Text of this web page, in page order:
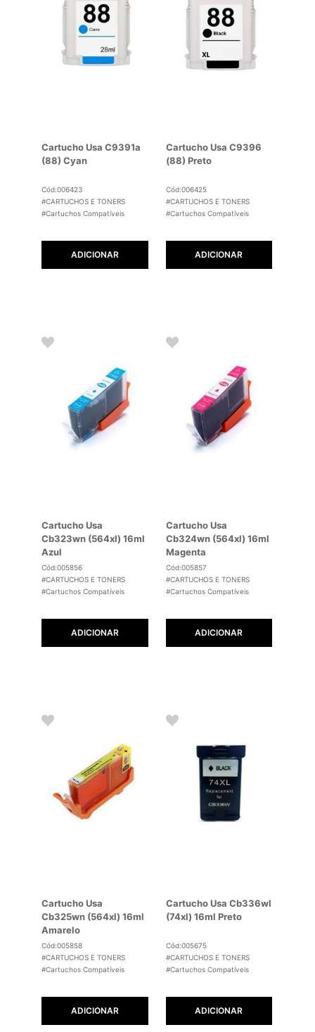
Cartucho Usa C9391a
(88) Cyan
Cód:006423
#CARTUCHOS E TONERS
#Cartuchos Compatíveis
ADICIONAR
Cartucho Usa C9396
(88) Preto
Cód:006425
#CARTUCHOS E TONERS
#Cartuchos Compatíveis
ADICIONAR
Cartucho Usa
Cb323wn (564xl) 16ml
Azul
Cód:005856
#CARTUCHOS E TONERS
#Cartuchos Compatíveis
ADICIONAR
Cartucho Usa
Cb324wn (564xl) 16ml
Magenta
Cód:005857
#CARTUCHOS E TONERS
#Cartuchos Compatíveis
ADICIONAR
Cartucho Usa
Cb325wn (564xl) 16ml
Amarelo
Cód:005858
#CARTUCHOS E TONERS
#Cartuchos Compatíveis
ADICIONAR
Cartucho Usa Cb336wl
(74xl) 16ml Preto
Cód:005675
#CARTUCHOS E TONERS
#Cartuchos Compatíveis
ADICIONAR